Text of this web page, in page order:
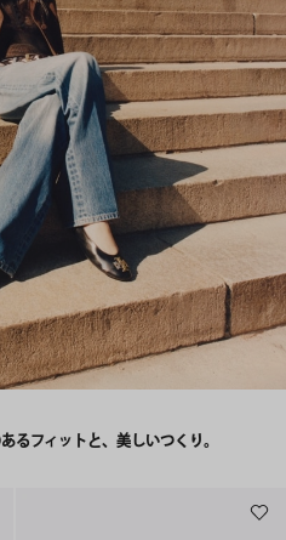
るフィットと、美しいつくり。